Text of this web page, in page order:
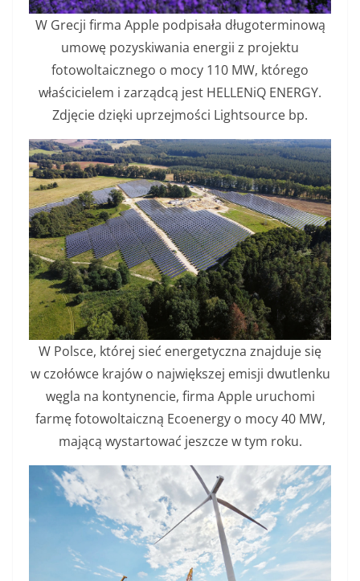
W Grecji firma Apple podpisała długoterminową
umowę pozyskiwania energii z projektu
fotowoltaicznego o mocy 110 MW, którego
właścicielem i zarządcą jest HELLENiQ ENERGY.
Zdjęcie dzięki uprzejmości Lightsource bp.
W Polsce, której sieć energetyczna znajduje się
w czołówce krajów o największej emisji dwutlenku
węgla na kontynencie, firma Apple uruchomi
farmę fotowoltaiczną Ecoenergy o mocy 40 MW,
mającą wystartować jeszcze w tym roku.